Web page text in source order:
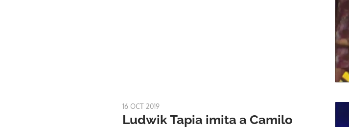
16 OCT 2019
Ludwik Tapia imita a Camilo